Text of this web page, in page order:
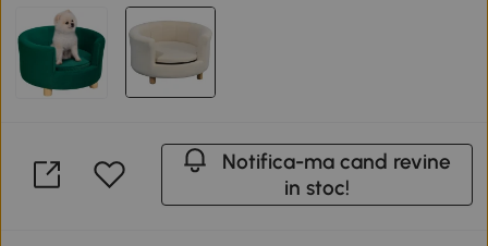
Notifica-ma cand revine
in stoc!